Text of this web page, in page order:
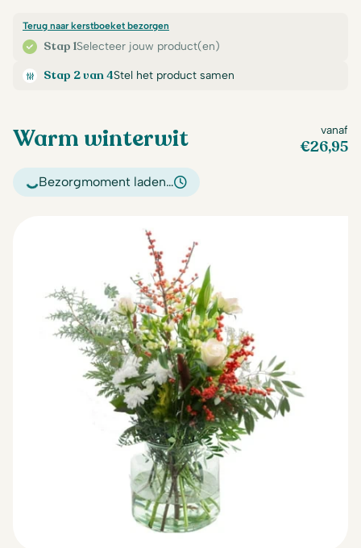
Stap 1Selecteer jouw product(en)
Terug naar kerstboeket bezorgen
Stap 2 van 4Stel het product samen
Warm winterwit vanaf
€26,95
Bezorgmoment laden…